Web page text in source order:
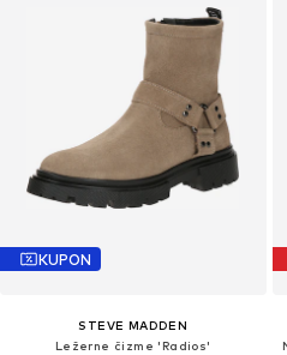
KUPON
STEVE MADDEN
Ležerne čizme 'Radios'